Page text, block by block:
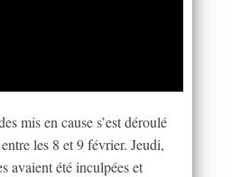
mis en cause s’est déroulé
les 8 et 9 février. Jeudi,
avaient été inculpées et